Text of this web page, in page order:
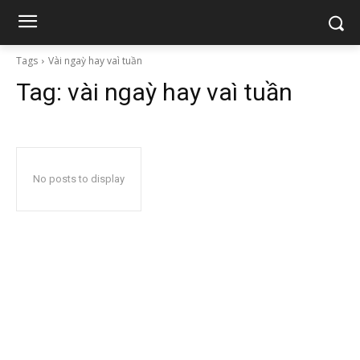
Tags Vài ngaỳ hay vaì tuần
Tag: vài ngaỳ hay vaì tuần
No posts to display